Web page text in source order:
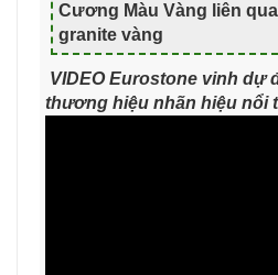
Cương Màu Vàng liên
granite vàng
VIDEO Eurostone vinh dự
thương hiệu nhãn hiệu nổi